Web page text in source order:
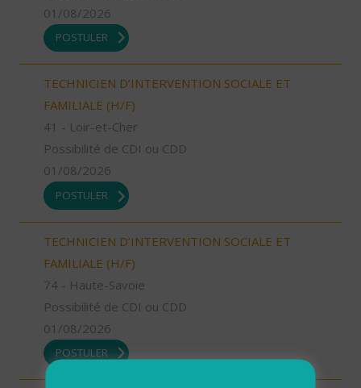
01/08/2026
POSTULER
TECHNICIEN D’INTERVENTION SOCIALE ET
FAMILIALE (H/F)
41 - Loir-et-Cher
Possibilité de CDI ou CDD
01/08/2026
POSTULER
TECHNICIEN D’INTERVENTION SOCIALE ET
FAMILIALE (H/F)
74 - Haute-Savoie
Possibilité de CDI ou CDD
01/08/2026
POSTULER